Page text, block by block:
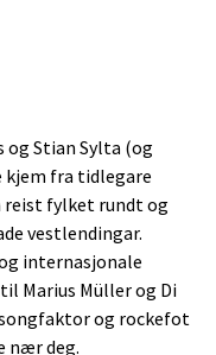
og Stian Sylta (og
kjem fra tidlegare
reist fylket rundt og
vestlendingar.
internasjonale
Marius Müller og Di
og rockefot
nær deg.